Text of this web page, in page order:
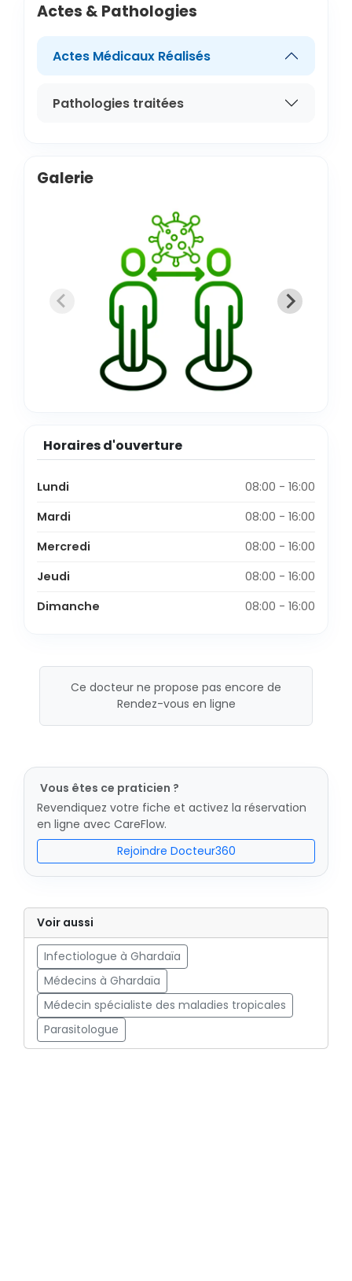
Actes & Pathologies
Actes Médicaux Réalisés
Pathologies traitées
Galerie
Horaires d'ouverture
Lundi
08:00 - 16:00
Mardi
08:00 - 16:00
Mercredi
08:00 - 16:00
Jeudi
08:00 - 16:00
Dimanche
08:00 - 16:00
Ce docteur ne propose pas encore de
Rendez-vous en ligne
Vous êtes ce praticien ?
Revendiquez votre fiche et activez la réservation
en ligne avec CareFlow.
Rejoindre Docteur360
Voir aussi
Infectiologue à Ghardaïa
Médecins à Ghardaïa
Médecin spécialiste des maladies tropicales
Parasitologue